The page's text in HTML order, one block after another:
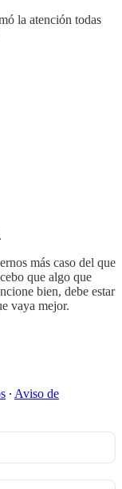
la atención todas
más caso del que
que algo que
bien, debe estar
vaya mejor.
∙ Aviso de